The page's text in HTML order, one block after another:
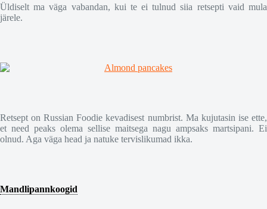
Üldiselt ma väga vabandan, kui te ei tulnud siia retsepti vaid mula
järele.
Retsept on Russian Foodie kevadisest numbrist. Ma kujutasin ise ette,
et need peaks olema sellise maitsega nagu ampsaks martsipani. Ei
olnud. Aga väga head ja natuke tervislikumad ikka.
Mandlipannkoogid